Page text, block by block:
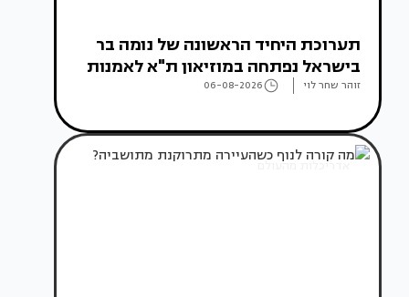
תערוכת היחיד הראשונה של נומה בר
בישראל נפתחה במוזיאון ת"א לאמנות
זוהר שחר לוי 06-08-2026
אדריכלות מהעולם